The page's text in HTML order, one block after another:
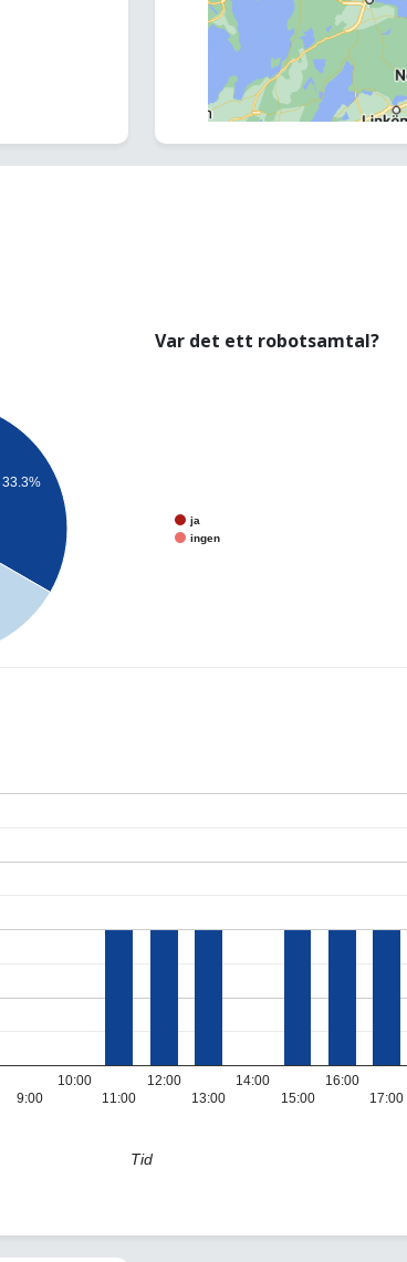
33.3%
Var det ett robotsamtal?
ja
ingen
9:00
10:00
11:00
12:00
13:00
14:00
15:00
16:00
17:00
Tid